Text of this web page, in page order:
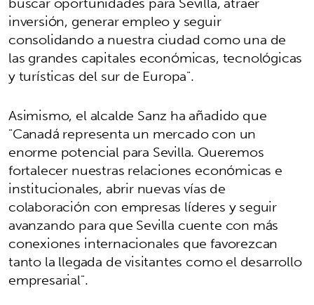
inversión, generar empleo y seguir
consolidando a nuestra ciudad como una de
las grandes capitales económicas, tecnológicas
y turísticas del sur de Europa".
Asimismo, el alcalde Sanz ha añadido que
"Canadá representa un mercado con un
enorme potencial para Sevilla. Queremos
fortalecer nuestras relaciones económicas e
institucionales, abrir nuevas vías de
colaboración con empresas líderes y seguir
avanzando para que Sevilla cuente con más
conexiones internacionales que favorezcan
tanto la llegada de visitantes como el desarrollo
empresarial".